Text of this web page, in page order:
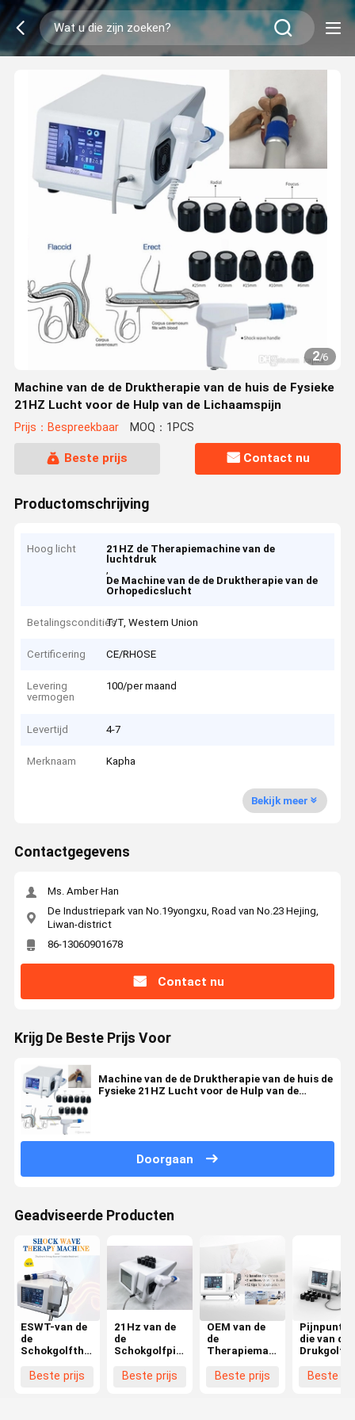
2/6
Machine van de de Druktherapie van de huis de Fysieke
21HZ Lucht voor de Hulp van de Lichaamspijn
Prijs：Bespreekbaar MOQ：1PCS
Beste prijs Contact nu
Productomschrijving
Hoog licht
21HZ de Therapiemachine van de
luchtdruk
,
De Machine van de de Druktherapie van de
Orhopedicslucht
BetalingsconditiesT/T, Western Union
Certificering CE/RHOSE
Levering
vermogen
100/per maand
Levertijd 4-7
Merknaam Kapha
Bekijk meer
Contactgegevens
Ms. Amber Han
De Industriepark van No.19yongxu, Road van No.23 Hejing,
Liwan-district
86-13060901678
Contact nu
Krijg De Beste Prijs Voor
Machine van de de Druktherapie van de huis de
Fysieke 21HZ Lucht voor de Hulp van de
Doorgaan
Geadviseerde Producten
ESWT-van de
de
Schokgolftherapie
Luchtdruk
Beste prijs
21Hz van de
de
Schokgolfpijn
luchtdruk de
Beste prijs
OEM van de
de
Therapiemachine
Luchtdruk de
Beste prijs
Pijnpunten
die van de
Luchtdruk
Beste